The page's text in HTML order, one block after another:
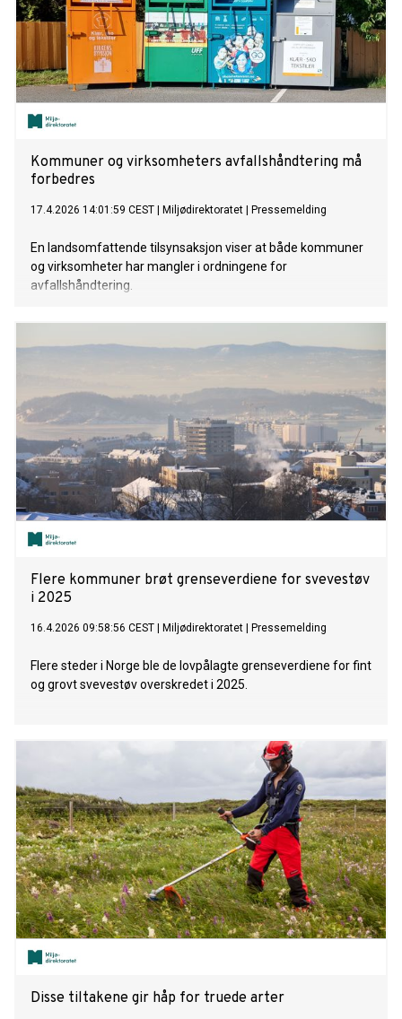
Kommuner og virksomheters avfallshåndtering må
forbedres
17.4.2026 14:01:59 CEST Miljødirektoratet Pressemelding
En landsomfattende tilsynsaksjon viser at både kommuner
og virksomheter har mangler i ordningene for
avfallshåndtering.
Flere kommuner brøt grenseverdiene for svevestøv
i 2025
16.4.2026 09:58:56 CEST Miljødirektoratet Pressemelding
Flere steder i Norge ble de lovpålagte grenseverdiene for fint
og grovt svevestøv overskredet i 2025.
Disse tiltakene gir håp for truede arter